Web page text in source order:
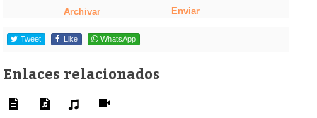
Archivar Enviar
Tweet Like WhatsApp
Enlaces relacionados